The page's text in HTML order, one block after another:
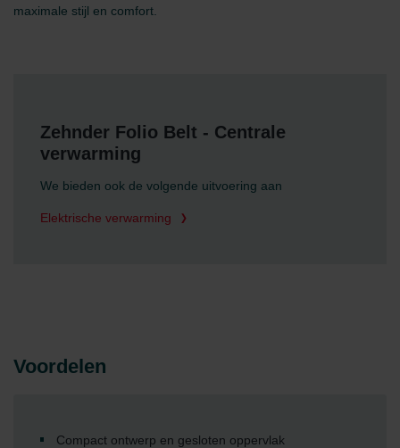
maximale stijl en comfort.
Zehnder Folio Belt - Centrale
verwarming
We bieden ook de volgende uitvoering aan
Elektrische verwarming
Voordelen
Compact ontwerp en gesloten oppervlak